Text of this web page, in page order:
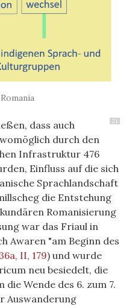
21
dass auch
durch den
Infrastruktur 476
Einfluss auf die sich
Sprachlandschaft
die Entstehung
Romanisierung
war das Friaul in
Awaren "am Beginn des
II, 179) und wurde
neu besiedelt, die
die Wende des 6. zum 7.
Auswanderung